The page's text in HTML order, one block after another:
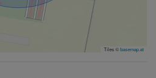
Tiles ©basemap.at